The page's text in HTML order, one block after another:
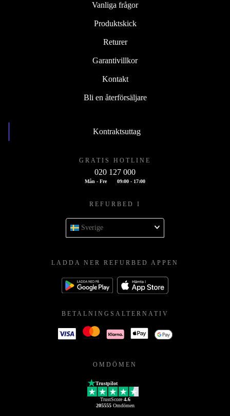
Vanliga frågor
Produktskick
Returer
Garantivillkor
Kontakt
Bli en återförsäljare
Kontraktsuttag
GRATIS HOTLINE
020 127 000
Mån - Fre 09:00 - 17:00
REFURBED I
Sverige
LADDA NER REFURBED APPEN
BETALNINGSALTERNATIV
OMDÖMEN
Trustpilot
TrustScore 4.6
205555Omdömen